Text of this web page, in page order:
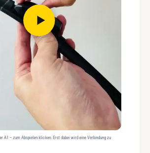
A1 – zum Abspielen klicken. Erst dabei wird eine Verbindung zu